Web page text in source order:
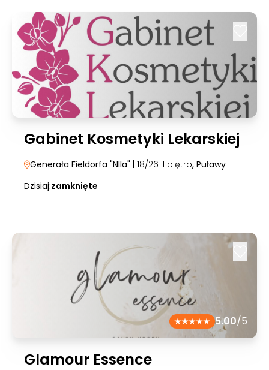
Gabinet Kosmetyki Lekarskiej
Generała Fieldorfa "NIla" | 18/26 II piętro, Puławy
Dzisiaj:zamknięte
5.00/5
Glamour Essence